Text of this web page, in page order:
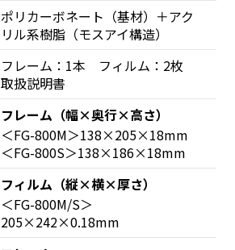
ポリカーボネート（基材）＋アク
リル系樹脂（モスアイ構造）
フレーム：1本 フィルム：2枚
取扱説明書
フレーム（幅×奥行×高さ）
＜FG-800M＞138×205×18mm
＜FG-800S＞138×186×18mm
フィルム（縦×横×厚さ）
＜FG-800M/S＞
205×242×0.18mm